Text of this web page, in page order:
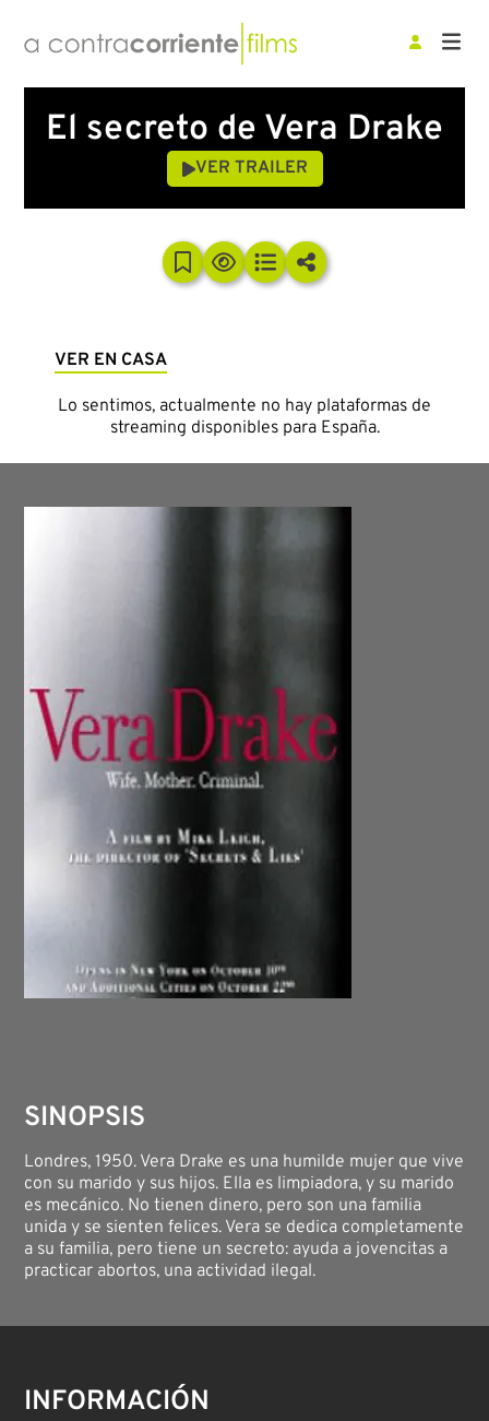
El secreto de Vera Drake
VER TRAILER
VER EN CASA
Lo sentimos, actualmente no hay plataformas de
streaming disponibles para España.
SINOPSIS
Londres, 1950. Vera Drake es una humilde mujer que vive
con su marido y sus hijos. Ella es limpiadora, y su marido
es mecánico. No tienen dinero, pero son una familia
unida y se sienten felices. Vera se dedica completamente
a su familia, pero tiene un secreto: ayuda a jovencitas a
practicar abortos, una actividad ilegal.
INFORMACIÓN